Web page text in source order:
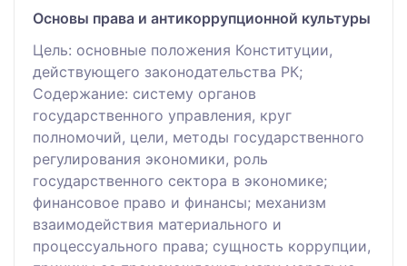
Основы права и антикоррупционной культуры
Цель: основные положения Конституции,
действующего законодательства РК;
Содержание: систему органов
государственного управления, круг
полномочий, цели, методы государственного
регулирования экономики, роль
государственного сектора в экономике;
финансовое право и финансы; механизм
взаимодействия материального и
процессуального права; сущность коррупции,